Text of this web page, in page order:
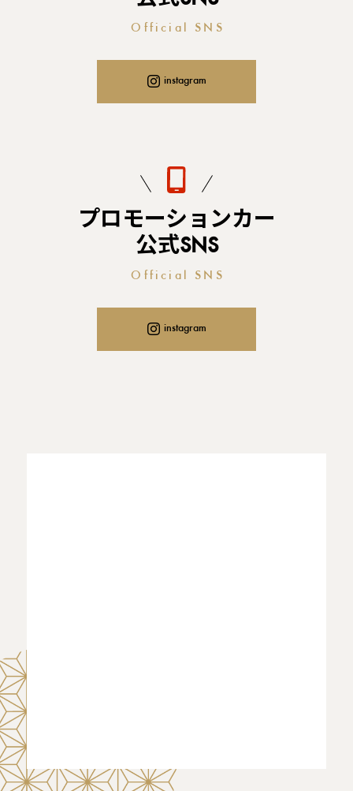
Official SNS
instagram
プロモーションカー
公式SNS
Official SNS
instagram